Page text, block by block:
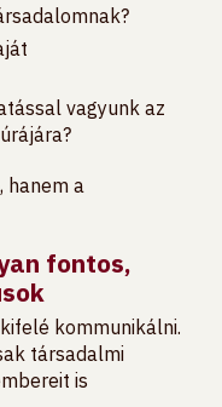
vagyunk az
hanem a
fontos,
kommunikálni.
társadalmi
is